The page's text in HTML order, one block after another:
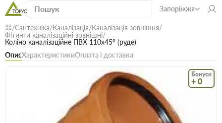
Запоріжжя
Сантехніка Каналізація Каналізація зовнішня
Фітинги каналізаційні зовнішні
Коліно каналізаційне ПВХ 110х45° (руде)
ОписХарактеристикиОплата і доставка
Бонуси
+ 0
Код: 15597